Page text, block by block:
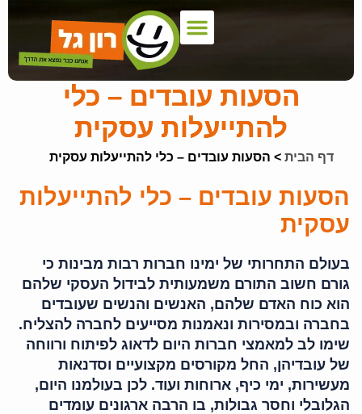
הסעות עובדים – כלי
להתייעלות עסקית
דף הבית > הסעות עובדים – כלי להתייעלות עסקית
הסעות עובדים – כלי להתייעלות
עסקית
בעולם התחרותי של ימינו חברות רבות מבינות כי
גורם חשוב התורם משמעותית לבידול העסקי שלהם
הוא כוח האדם שלהם, האנשים והנשים שעובדים
בחברה ובמסירות ונאמנות מסייעים לחברה להצליח.
שימו לב למאמצי חברות היום לדאוג לפיתוח ורווחה
של עובדיהן, החל מקורסים מקצועיים וסדנאות
מעשירות, ימי כיף, ארוחות ועוד. לכן בעולמנו היום,
הגלובלי וחסר גבולות, בו הרבה ארגונים עומדים